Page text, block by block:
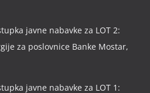
javne nabavke za LOT 2:
za poslovnice Banke Mostar,
javne nabavke za LOT 1: